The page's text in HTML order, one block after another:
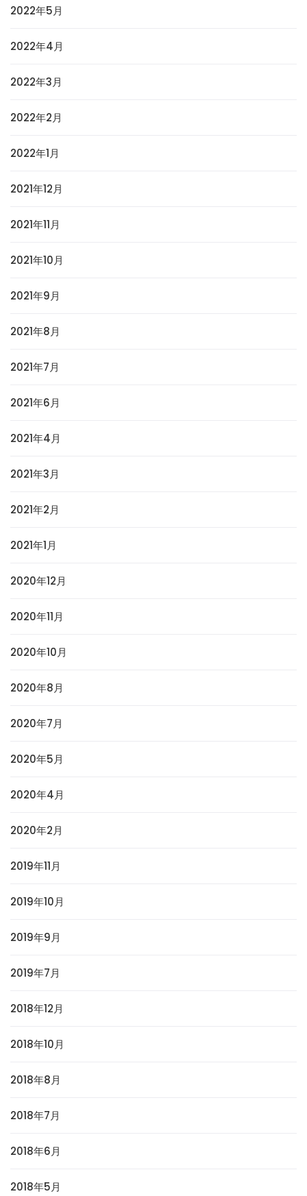
2022年5月
2022年4月
2022年3月
2022年2月
2022年1月
2021年12月
2021年11月
2021年10月
2021年9月
2021年8月
2021年7月
2021年6月
2021年4月
2021年3月
2021年2月
2021年1月
2020年12月
2020年11月
2020年10月
2020年8月
2020年7月
2020年5月
2020年4月
2020年2月
2019年11月
2019年10月
2019年9月
2019年7月
2018年12月
2018年10月
2018年8月
2018年7月
2018年6月
2018年5月